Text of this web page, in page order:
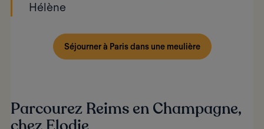
Hélène
Séjourner à Paris dans une meulière
Parcourez Reims en Champagne,